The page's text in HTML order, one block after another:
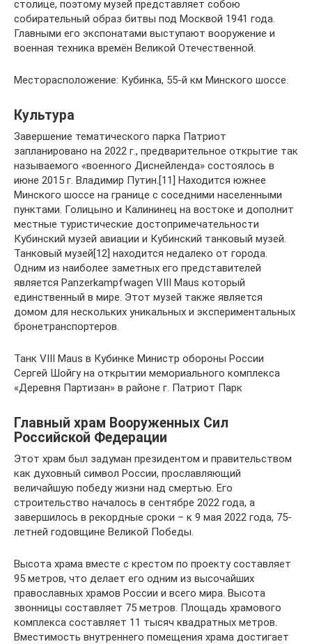
столице, поэтому музей представляет собою
собирательный образ битвы под Москвой 1941 года.
Главными его экспонатами выступают вооружение и
военная техника времён Великой Отечественной.
Месторасположение: Кубинка, 55-й км Минского шоссе.
Культура
Завершение тематического парка Патриот
запланировано на 2022 г., предварительное открытие так
называемого «военного Диснейленда» состоялось в
июне 2015 г. Владимир Путин.[11] Находится южнее
Минского шоссе на границе с соседними населенными
пунктами. Голицыно и Калининец на востоке и дополнит
местные туристические достопримечательности
Кубинский музей авиации и Кубинский танковый музей.
Танковый музей[12] находится недалеко от города.
Одним из наиболее заметных его представителей
является Panzerkampfwagen VIII Maus который
единственный в мире. Этот музей также является
домом для нескольких уникальных и экспериментальных
бронетранспортеров.
Танк VIII Maus в Кубинке Министр обороны России
Сергей Шойгу на открытии мемориального комплекса
«Деревня Партизан» в районе г. Патриот Парк
Главный храм Вооруженных Сил
Российской Федерации
Этот храм был задуман президентом и правительством
как духовный символ России, прославляющий
величайшую победу жизни над смертью. Его
строительство началось в сентябре 2022 года, а
завершилось в рекордные сроки – к 9 мая 2022 года, 75-
летней годовщине Великой Победы.
Высота храма вместе с крестом по проекту составляет
95 метров, что делает его одним из высочайших
православных храмов России и всего мира. Высота
звонницы составляет 75 метров. Площадь храмового
комплекса составляет 11 тысяч квадратных метров.
Вместимость внутреннего помещения храма достигает